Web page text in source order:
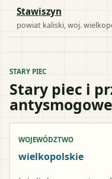
Stawiszyn
powiat kaliski , woj.
STARY PIEC
Stary piec i
antysmogowe
WOJEWÓDZTWO
wielkopolskie